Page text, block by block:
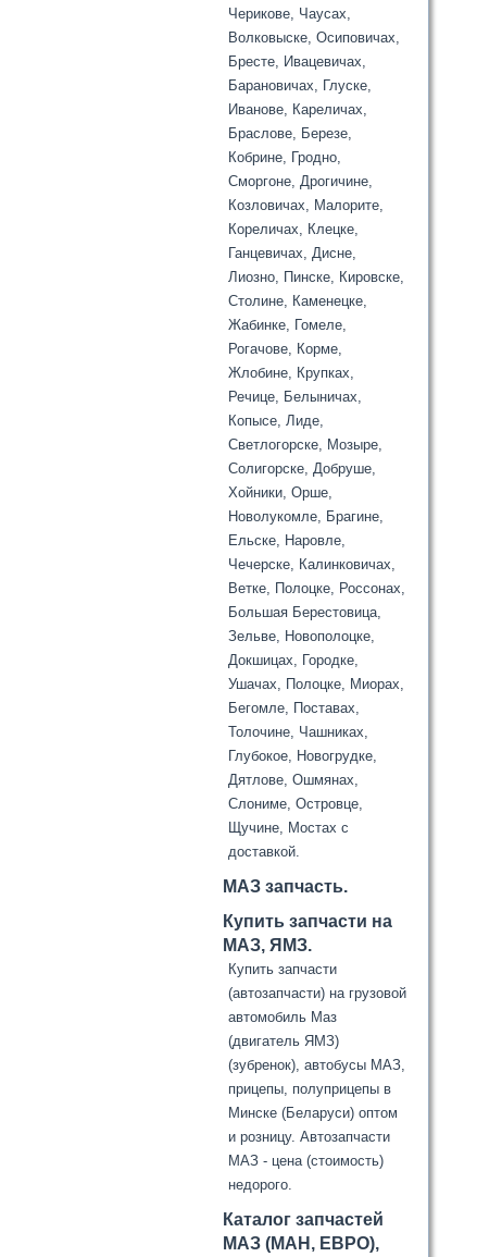
Черикове, Чаусах,
Волковыске, Осиповичах,
Бресте, Ивацевичах,
Барановичах, Глуске,
Иванове, Кареличах,
Браслове, Березе,
Кобрине, Гродно,
Сморгоне, Дрогичине,
Козловичах, Малорите,
Кореличах, Клецке,
Ганцевичах, Дисне,
Лиозно, Пинске, Кировске,
Столине, Каменецке,
Жабинке, Гомеле,
Рогачове, Корме,
Жлобине, Крупках,
Речице, Белыничах,
Копысе, Лиде,
Светлогорске, Мозыре,
Солигорске, Добруше,
Хойники, Орше,
Новолукомле, Брагине,
Ельске, Наровле,
Чечерске, Калинковичах,
Ветке, Полоцке, Россонах,
Большая Берестовица,
Зельве, Новополоцке,
Докшицах, Городке,
Ушачах, Полоцке, Миорах,
Бегомле, Поставах,
Толочине, Чашниках,
Глубокое, Новогрудке,
Дятлове, Ошмянах,
Слониме, Островце,
Щучине, Мостах с
доставкой.
МАЗ запчасть.
Купить запчасти на
МАЗ, ЯМЗ.
Купить запчасти
(автозапчасти) на грузовой
автомобиль Маз
(двигатель ЯМЗ)
(зубренок), автобусы МАЗ,
прицепы, полуприцепы в
Минске (Беларуси) оптом
и розницу. Автозапчасти
МАЗ - цена (стоимость)
недорого.
Каталог запчастей
МАЗ (МАН, ЕВРО),